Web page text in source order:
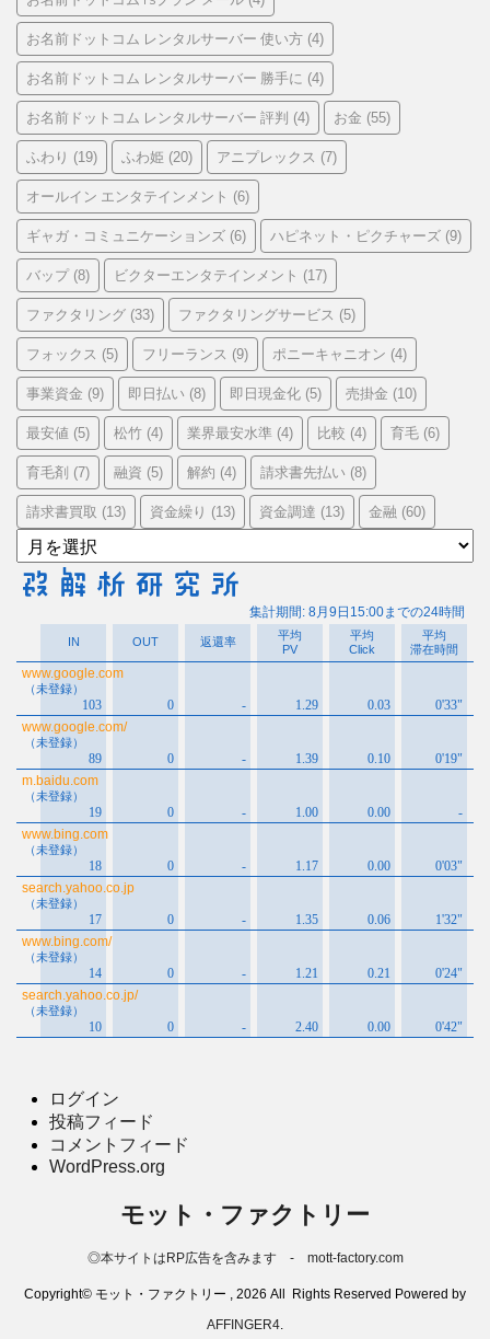
お名前ドットコム レンタルサーバー 使い方 (4)
お名前ドットコム レンタルサーバー 勝手に (4)
お名前ドットコム レンタルサーバー 評判 (4) お金 (55)
ふわり (19) ふわ姫 (20) アニプレックス (7)
オールイン エンタテインメント (6)
ギャガ・コミュニケーションズ (6) ハピネット・ピクチャーズ (9)
バップ(8) ビクターエンタテインメント (17)
ファクタリング (33) ファクタリングサービス (5)
フォックス (5) フリーランス (9) ポニーキャニオン (4)
事業資金 (9) 即日払い (8) 即日現金化 (5) 売掛金 (10)
最安値 (5) 松竹 (4) 業界最安水準 (4) 比較 (4) 育毛 (6)
育毛剤 (7) 融資 (5) 解約 (4) 請求書先払い (8)
請求書買取 (13) 資金繰り (13) 資金調達 (13) 金融 (60)
ア
ー
カ
ログイン
投稿フィード
コメントフィード
WordPress.org
モット・ファクトリー
◎本サイトはRP広告を含みます - mott-factory.com
Copyright© モット・ファクトリー , 2026 All Rights Reserved Powered by
AFFINGER4.